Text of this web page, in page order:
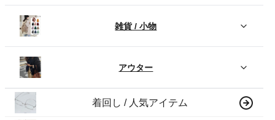
雑貨 / 小物
アウター
着回し / 人気アイテム